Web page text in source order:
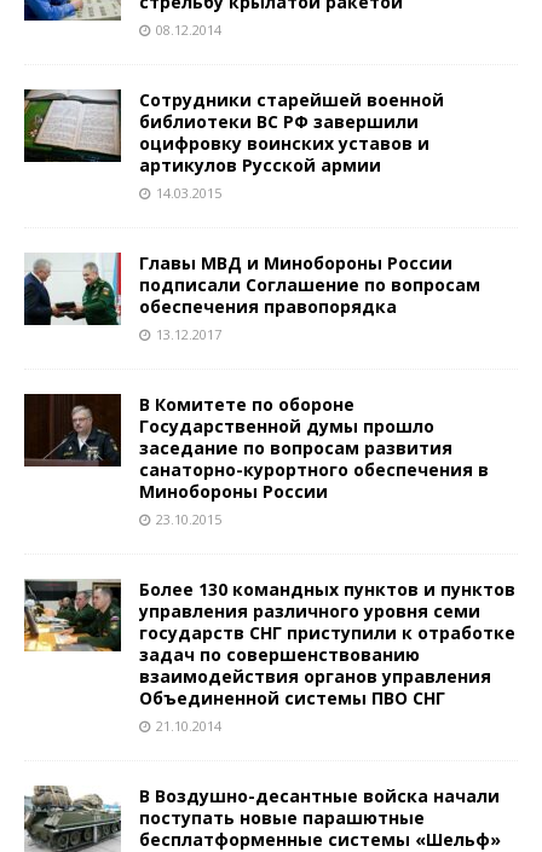
08.12.2014
Сотрудники старейшей военной
библиотеки ВС РФ завершили
оцифровку воинских уставов и
артикулов Русской армии
14.03.2015
Главы МВД и Минобороны России
подписали Соглашение по вопросам
обеспечения правопорядка
13.12.2017
В Комитете по обороне
Государственной думы прошло
заседание по вопросам развития
санаторно-курортного обеспечения в
Минобороны России
23.10.2015
Более 130 командных пунктов и пунктов
управления различного уровня семи
государств СНГ приступили к отработке
задач по совершенствованию
взаимодействия органов управления
Объединенной системы ПВО СНГ
21.10.2014
В Воздушно-десантные войска начали
поступать новые парашютные
бесплатформенные системы «Шельф»